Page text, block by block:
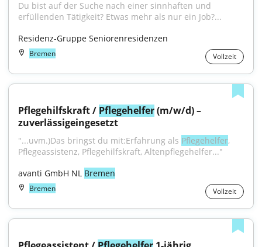
Du bist auf der Suche nach einer sinnhaften und
erfüllenden Tätigkeit? Etwas mehr als nur ein Job?...
Residenz-Gruppe Seniorenresidenzen
Bremen Vollzeit
Pflegehilfskraft / Pflegehelfer (m/w/d) –
zuverlässigeingesetzt
"...uvm.)Das bringst du mit:Erfahrung als Pflegehelfer,
Pflegeassistenz, Pflegehilfskraft, Altenpflegehelfer..."
avanti GmbH NL Bremen
Bremen Vollzeit